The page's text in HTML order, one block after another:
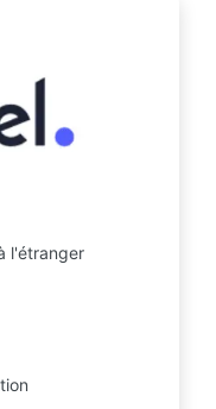
l'étranger